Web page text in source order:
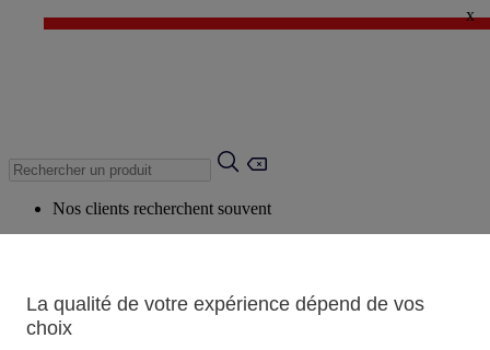
✨ LAST DAYS : Jusqu'à -60%* ✨
x
Nos clients recherchent souvent
Produits suggérés
Voir tous les produits
La qualité de votre expérience dépend de vos
choix